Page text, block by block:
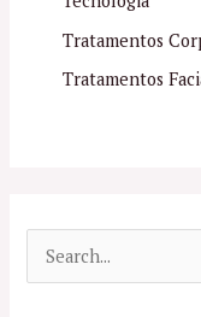
Tratamentos
Tratamentos